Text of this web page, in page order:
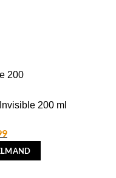
200 ml
Huidige
prijs
is: